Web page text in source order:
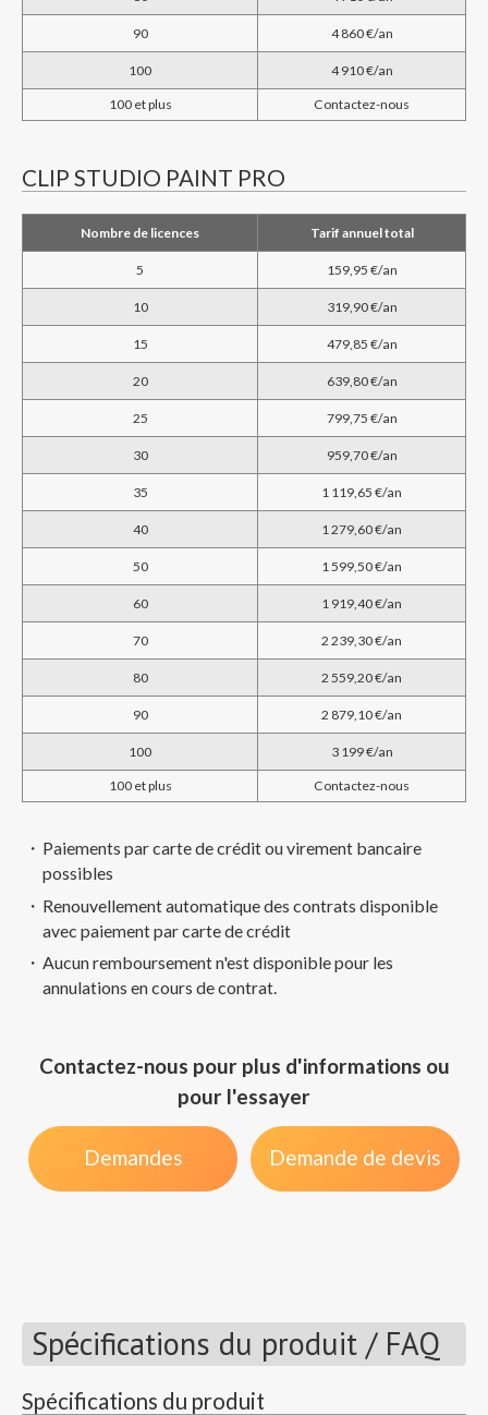
90 4 860 €/an
100 4 910 €/an
100 et plus Contactez-nous
CLIP STUDIO PAINT PRO
Nombre de licences Tarif annuel total
5 159,95 €/an
10 319,90 €/an
15 479,85 €/an
20 639,80 €/an
25 799,75 €/an
30 959,70 €/an
35 1 119,65 €/an
40 1 279,60 €/an
50 1 599,50 €/an
60 1 919,40 €/an
70 2 239,30 €/an
80 2 559,20 €/an
90 2 879,10 €/an
100 3 199 €/an
100 et plus Contactez-nous
Paiements par carte de crédit ou virement bancaire
possibles
Renouvellement automatique des contrats disponible
avec paiement par carte de crédit
Aucun remboursement n'est disponible pour les
annulations en cours de contrat.
Contactez-nous pour plus d'informations ou
pour l'essayer
Demandes Demande de devis
Spécifications du produit / FAQ
Spécifications du produit